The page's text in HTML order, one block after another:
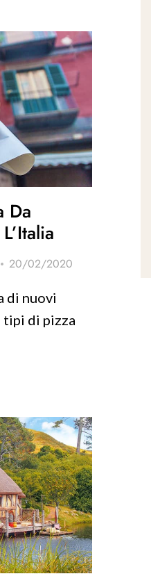
Da
20/02/2020
di nuovi
tipi di pizza